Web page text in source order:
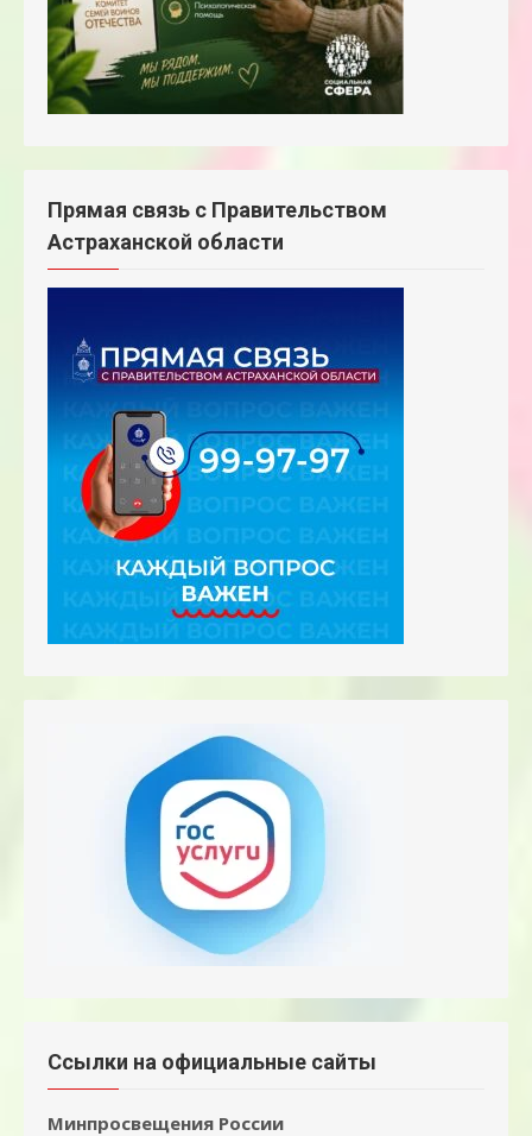
Прямая связь с Правительством
Астраханской области
Ссылки на официальные сайты
Минпросвещения России